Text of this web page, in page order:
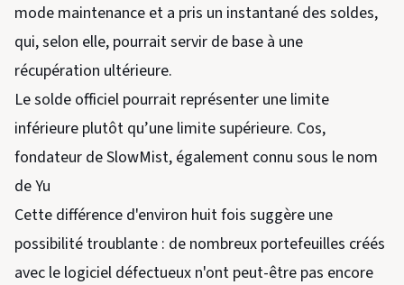
mode maintenance et a pris un instantané des soldes,
qui, selon elle, pourrait servir de base à une
récupération ultérieure.
Le solde officiel pourrait représenter une limite
inférieure plutôt qu’une limite supérieure. Cos,
fondateur de SlowMist, également connu sous le nom
de Yu
Cette différence d'environ huit fois suggère une
possibilité troublante : de nombreux portefeuilles créés
avec le logiciel défectueux n'ont peut-être pas encore